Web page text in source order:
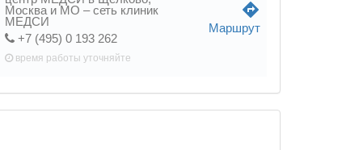
Москва и МО – сеть клиник
МЕДСИ
+7 (495) 0 193 262
время работы уточняйте
directions
Маршрут